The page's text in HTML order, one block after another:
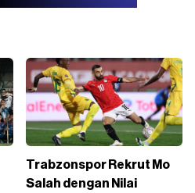
Trabzonspor Rekrut Mo
Salah dengan Nilai